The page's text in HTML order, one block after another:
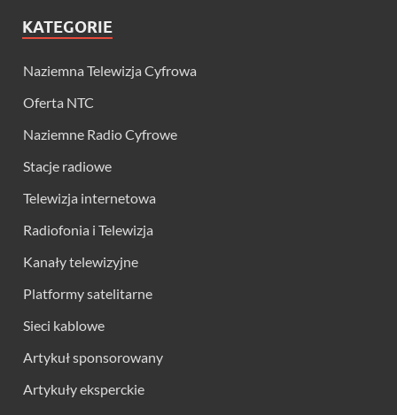
KATEGORIE
Naziemna Telewizja Cyfrowa
Oferta NTC
Naziemne Radio Cyfrowe
Stacje radiowe
Telewizja internetowa
Radiofonia i Telewizja
Kanały telewizyjne
Platformy satelitarne
Sieci kablowe
Artykuł sponsorowany
Artykuły eksperckie